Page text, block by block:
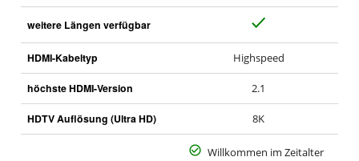
weitere Längen verfügbar
a
HDMI-Kabeltyp Highspeed
höchste HDMI-Version 2.1
HDTV Auflösung (Ultra HD) 8K
Willkommen im Zeitalter